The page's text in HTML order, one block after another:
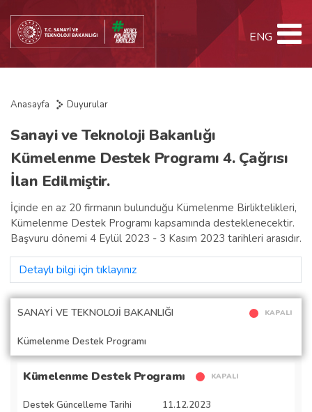
ENG
Anasayfa Duyurular
Sanayi ve Teknoloji Bakanlığı
Kümelenme Destek Programı 4. Çağrısı
İlan Edilmiştir.
İçinde en az 20 firmanın bulunduğu Kümelenme Birliktelikleri,
Kümelenme Destek Programı kapsamında desteklenecektir.
Başvuru dönemi 4 Eylül 2023 - 3 Kasım 2023 tarihleri arasıdır.
Detaylı bilgi için tıklayınız
SANAYİ VE TEKNOLOJİ BAKANLIĞI
Kümelenme Destek Programı
KAPALI
Kümelenme Destek Programı KAPALI
Destek Güncelleme Tarihi
11.12.2023